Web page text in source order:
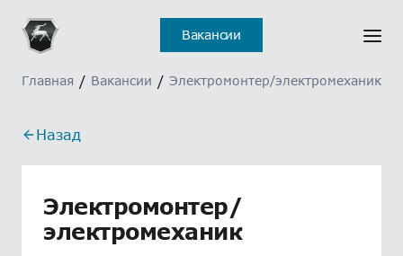
Вакансии
Главная / Вакансии / Электромонтер/электромеханик
Назад
Электромонтер/
электромеханик
Отклик на вакансию
отправлен
Ошибка